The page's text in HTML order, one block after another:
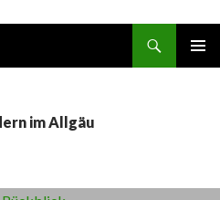
im Allgäu